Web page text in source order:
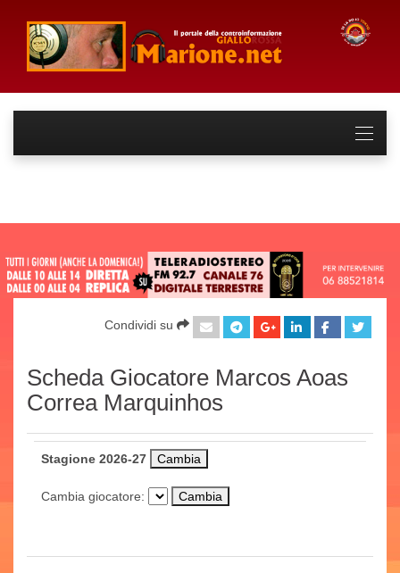
Condividi su
Scheda Giocatore Marcos Aoas
Correa Marquinhos
Stagione 2026-27
Cambia giocatore: